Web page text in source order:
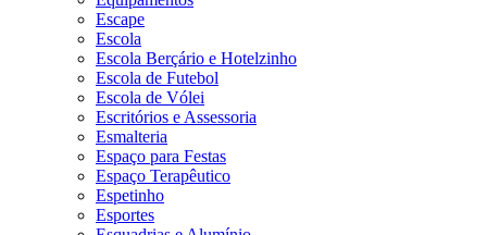
Escape
Escola
Escola Berçário e Hotelzinho
Escola de Futebol
Escola de Vólei
Escritórios e Assessoria
Esmalteria
Espaço para Festas
Espaço Terapêutico
Espetinho
Esportes